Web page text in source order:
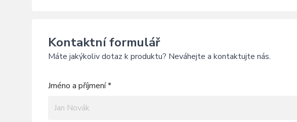
Kontaktní formulář
Máte jakýkoliv dotaz k produktu? Neváhejte a kontaktujte nás.
Jméno a příjmení *